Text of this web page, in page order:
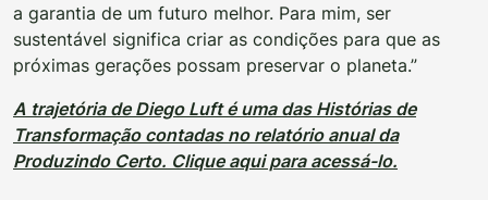
a garantia de um futuro melhor. Para mim, ser
sustentável significa criar as condições para que as
próximas gerações possam preservar o planeta.”
A trajetória de Diego Luft é uma das Histórias de
Transformação contadas no relatório anual da
Produzindo Certo. Clique aqui para acessá-lo.